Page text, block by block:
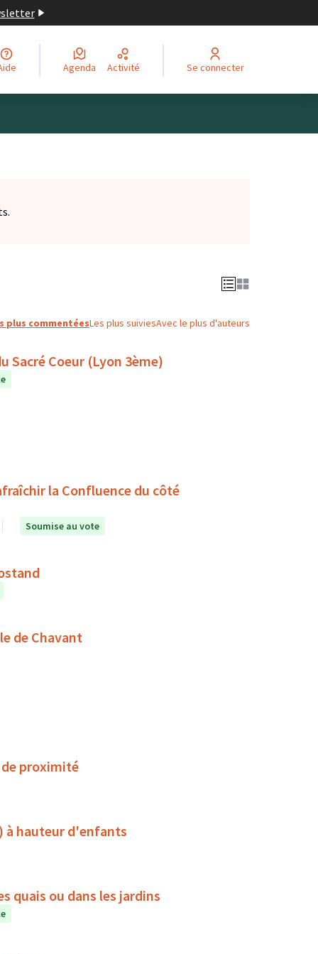
Aide Agenda Activité Se connecter
plus commentéesLes plus suiviesAvec le plus d'auteurs
Sacré Coeur (Lyon 3ème)
la Confluence du côté
Soumise au vote
de Chavant
de proximité
à hauteur d'enfants
quais ou dans les jardins